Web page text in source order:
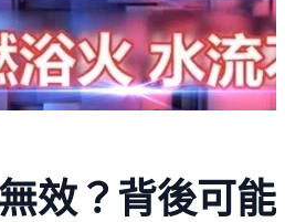
效？背後可能